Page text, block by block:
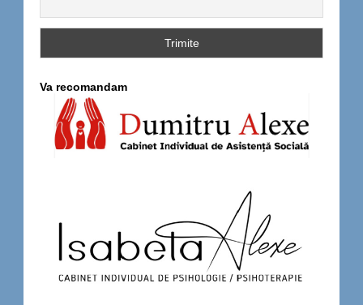
Va recomandam